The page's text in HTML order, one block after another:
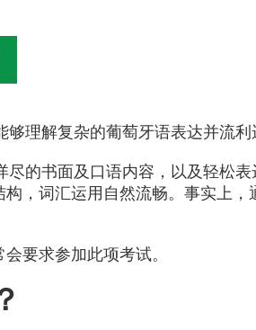
理解复杂的葡萄牙语表达并流利
的书面及口语内容，以及轻松
，词汇运用自然流畅。事实上，
要求参加此项考试。